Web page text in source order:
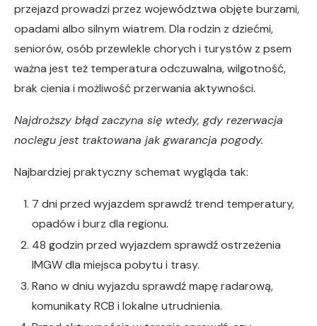
przejazd prowadzi przez województwa objęte burzami,
opadami albo silnym wiatrem. Dla rodzin z dziećmi,
seniorów, osób przewlekle chorych i turystów z psem
ważna jest też temperatura odczuwalna, wilgotność,
brak cienia i możliwość przerwania aktywności.
Najdroższy błąd zaczyna się wtedy, gdy rezerwacja
noclegu jest traktowana jak gwarancja pogody.
Najbardziej praktyczny schemat wygląda tak:
7 dni przed wyjazdem sprawdź trend temperatury,
opadów i burz dla regionu.
48 godzin przed wyjazdem sprawdź ostrzeżenia
IMGW dla miejsca pobytu i trasy.
Rano w dniu wyjazdu sprawdź mapę radarową,
komunikaty RCB i lokalne utrudnienia.